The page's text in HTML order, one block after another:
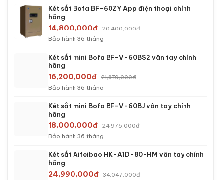
Bảo hành 36 tháng
Két sắt việt tiệp BO63FE Luxury màu trắng
5,390,000đ 9,263,000đ
Két sắt mini Aifeibao HK-MD-60-BL vân tay
chính hãng
5,990,000đ
9,353,195đ
Bảo hành 36 tháng
Két sắt việt tiệp BO63BF Pro màu trắng
6,490,000đ
Két sắt Aifeibao HK-A1D-45-HM vân tay chính
hãng